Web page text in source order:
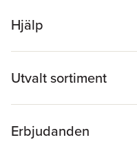
Hjälp
Utvalt sortiment
Erbjudanden